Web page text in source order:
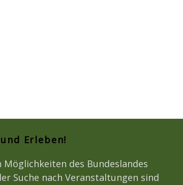
Erleben!
des Bundeslandes
Suche nach Veranstaltungen sind